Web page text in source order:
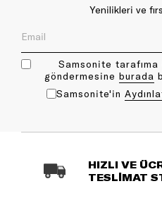
Yenilikleri ve
Samsonite
göndermesine bu rada
Samsonite'in
HIZLI VE
TESLİMAT